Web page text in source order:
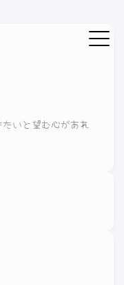
いと望む心があれ